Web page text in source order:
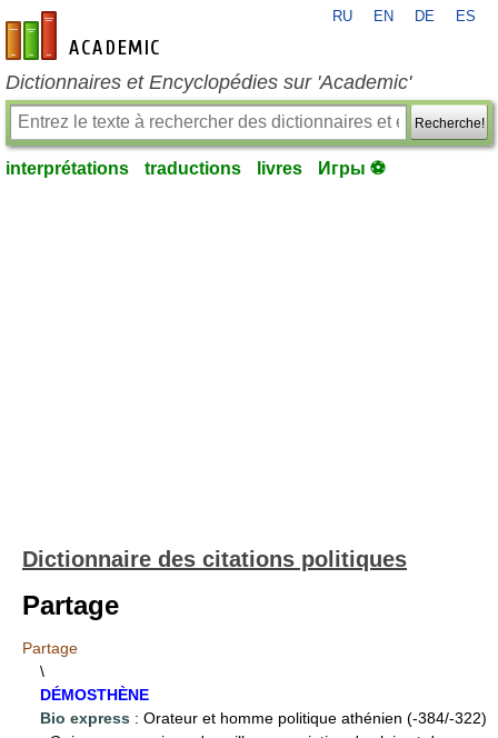
fr-academic.com
RU EN DE ES
Dictionnaires et Encyclopédies sur 'Academic'
Recherche!
interprétations traductions livres Игры ⚽
Dictionnaire des citations politiques
Partage
Partage
\
DÉMOSTHÈNE
Bio express : Orateur et homme politique athénien (-384/-322)